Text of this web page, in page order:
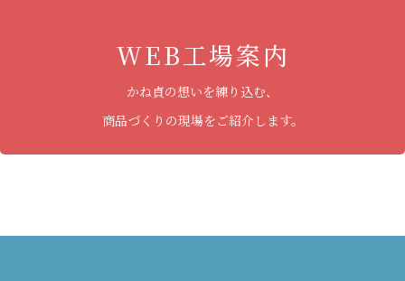
WEB工場案内
かね貞の想いを練り込む、
商品づくりの現場をご紹介します。